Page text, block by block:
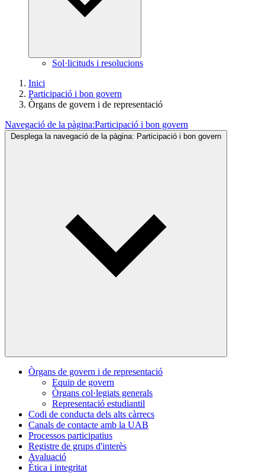
Sol·licituds i resolucions
Inici
Participació i bon govern
Òrgans de govern i de representació
Navegació de la pàgina:Participació i bon govern
Desplega la navegació de la pàgina: Participació i bon govern
Òrgans de govern i de representació
Equip de govern
Òrgans col·legiats generals
Representació estudiantil
Codi de conducta dels alts càrrecs
Canals de contacte amb la UAB
Processos participatius
Registre de grups d'interès
Avaluació
Ètica i integritat